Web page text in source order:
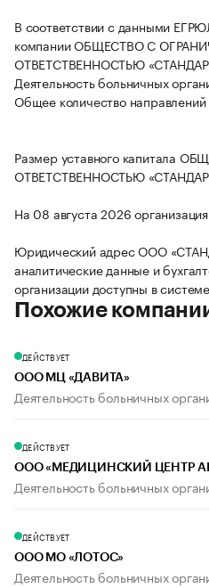
В соответствии с данными
компании ОБЩЕСТВО С
ОТВЕТСТВЕННОСТЬЮ
Деятельность больничных
Общее количество
Размер уставного капитала
ОТВЕТСТВЕННОСТЬЮ
На 08 августа 2026
Юридический адрес ООО
аналитические данные и
организации доступны в
Похожие
ДЕЙСТВУЕТ
ООО МЦ «ДАВИТА»
Деятельность больничных
ДЕЙСТВУЕТ
ООО «МЕДИЦИНСКИЙ ЦЕНТР
Деятельность больничных
ДЕЙСТВУЕТ
ООО МО «ЛОТОС»
Деятельность больничных